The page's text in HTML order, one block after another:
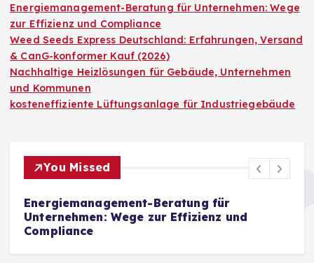
Energiemanagement-Beratung für Unternehmen: Wege
zur Effizienz und Compliance
Weed Seeds Express Deutschland: Erfahrungen, Versand
& CanG-konformer Kauf (2026)
Nachhaltige Heizlösungen für Gebäude, Unternehmen
und Kommunen
kosteneffiziente Lüftungsanlage für Industriegebäude
You Missed
Energiemanagement-Beratung für
Unternehmen: Wege zur Effizienz und
Compliance